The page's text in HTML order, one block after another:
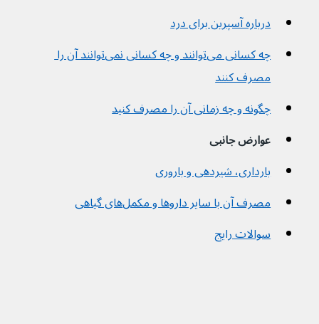
درباره آسپرین برای درد
چه کسانی می‌توانند و چه کسانی نمی‌توانند آن را
مصرف کنند
چگونه و چه زمانی آن را مصرف کنید
عوارض جانبی
بارداری، شیردهی و باروری
مصرف آن با سایر دارو‌‌ها و مکمل‌های گیاهی
سوالات رایج